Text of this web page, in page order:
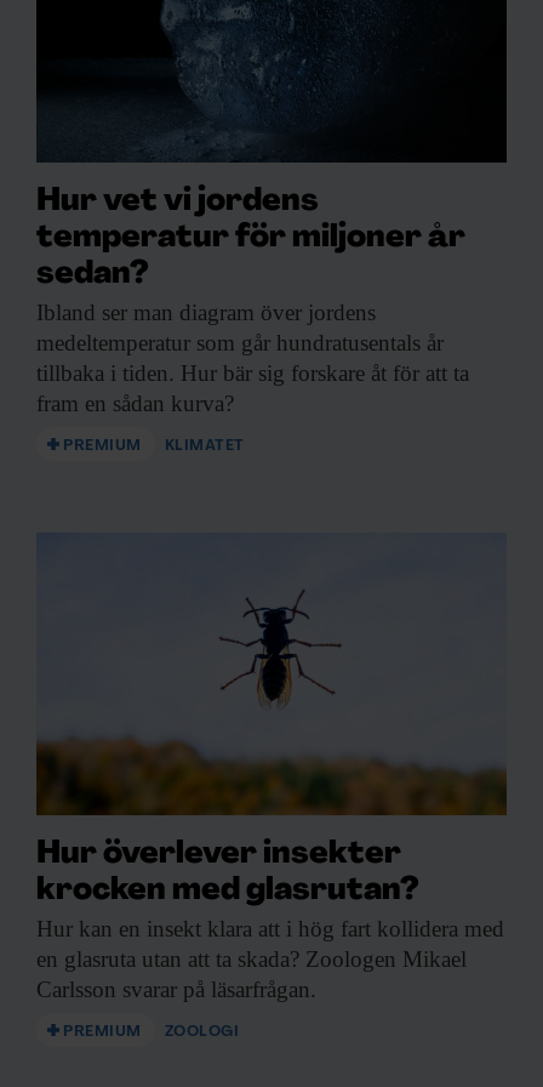
Hur vet vi jordens
temperatur för miljoner år
sedan?
Ibland ser man diagram över jordens
medeltemperatur som går hundratusentals år
tillbaka i tiden. Hur bär sig forskare åt för att ta
fram en sådan kurva?
PREMIUM KLIMATET
Hur överlever insekter
krocken med glasrutan?
Hur kan en insekt klara att i hög fart kollidera med
en glasruta utan att ta skada? Zoologen Mikael
Carlsson svarar på läsarfrågan.
PREMIUM ZOOLOGI